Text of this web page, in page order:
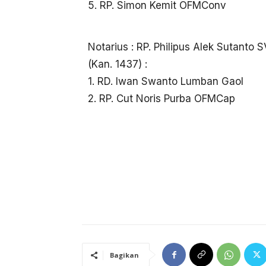
5. RP. Simon Kemit OFMConv
Notarius : RP. Philipus Alek Sutanto
(Kan. 1437) :
1. RD. Iwan Swanto Lumban Gaol
2. RP. Cut Noris Purba OFMCap
Bagikan